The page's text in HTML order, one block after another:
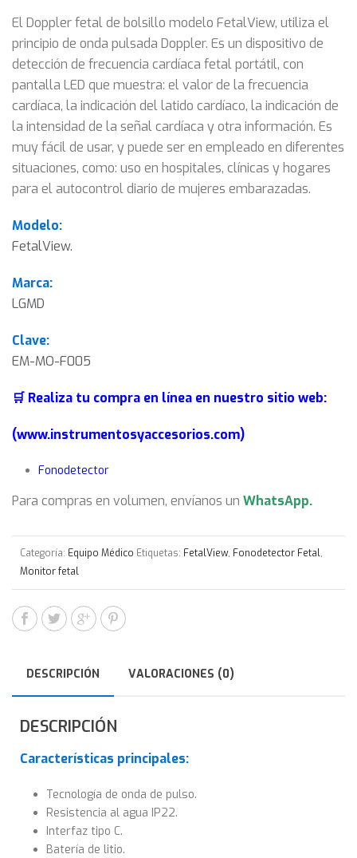
El Doppler fetal de bolsillo modelo FetalView, utiliza el
principio de onda pulsada Doppler. Es un dispositivo de
detección de frecuencia cardíaca fetal portátil, con
pantalla LED que muestra: el valor de la frecuencia
cardíaca, la indicación del latido cardíaco, la indicación de
la intensidad de la señal cardíaca y otra información. Es
muy fácil de usar, y puede ser en empleado en diferentes
situaciones, como: uso en hospitales, clínicas y hogares
para el autocontrol diario de mujeres embarazadas.
Modelo:
FetalView.
Marca:
LGMD
Clave:
EM-MO-F005
🛒 Realiza tu compra en línea en nuestro sitio web:
(www.instrumentosyaccesorios.com)
Fonodetector
Para compras en volumen, envíanos un WhatsApp.
Categoría: Equipo Médico Etiquetas: FetalView, Fonodetector Fetal,
Monitor fetal
DESCRIPCIÓN VALORACIONES (0)
DESCRIPCIÓN
Características principales:
Tecnología de onda de pulso.
Resistencia al agua IP22.
Interfaz tipo C.
Batería de litio.